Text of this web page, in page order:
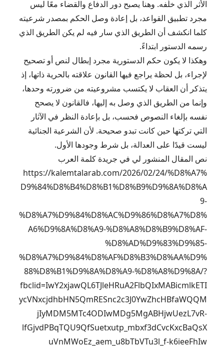
الأثر الذي خلّفه. وهنا يصبح دور الدفاع والقضاء معًا ليس
مجرد تطبيق القواعد، بل إعادة وصل الحكم بمصدر شرعيته
كلما انكشف أن الطريق الذي سار فيه لم يكن الطريق الذي
رسمه الدستور ابتداءً.
وهكذا لا يكون حكم الدستورية مجرد إبطال لنص أو تصحيح
لإجراء، بل لحظة يراجع فيها القانون علاقته بالحرية ذاتها، إذ
يتذكر أن العقاب لا يكتسب مشروعيته من ضرورته وحدها،
وإنما من الطريق الذي وصل به إليها، فالقانون لا يصحح
نفسه بإلغاء النصوص فحسب، بل بإعادة النظر في الآثار
التي تركتها حين كانت تبدو صحيحة. لأن الشرعية الجنائية
ليست قيدًا على العدالة، بل شرط وجودها الأول.
نص المقال المنشور لي في جريدة كلمة العرب
https://kalemtalarab.com/2026/02/24/%D8%A7%
D9%84%D8%B4%D8%B1%D8%B9%D9%8A%D8%A
9-
%D8%A7%D9%84%D8%AC%D9%86%D8%A7%D8%
A6%D9%8A%D8%A9-%D8%A8%D8%B9%D8%AF-
%D8%AD%D9%83%D9%85-
%D8%A7%D9%84%D8%AF%D8%B3%D8%AA%D9%
88%D8%B1%D9%8A%D8%A9-%D8%A8%D9%8A/?
fbclid=IwY2xjawQL6TJleHRuA2FlbQIxMABicmlkETI
ycVNxcjdhbHN5QmRESnc2c3J0YwZhcHBfaWQQM
jIyMDM5MTc4ODIwMDg5MgABHjwUezL7vR-
lfGjvdPBqTQU9QfSuetxutp_mbxf3dCvcKxcBaQsX
uVnMWoEz_aem_u8bTbVTu3l_f-k6ieeFhIw